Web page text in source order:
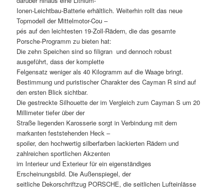
Ionen-Leichtbau-Batterie erhältlich. Weiterhin rollt das neue
Topmodell der Mittelmotor-Cou –
pés auf den leichtesten 19-Zoll-Rädern, die das gesamte
Porsche-Programm zu bieten hat:
Die zehn Speichen sind so filigran  und dennoch robust 
ausgeführt, dass der komplette
Felgensatz weniger als 40 Kilogramm auf die Waage bringt.
Bestimmung und puristischer Charakter des Cayman R sind auf
den ersten Blick sichtbar.
Die gestreckte Silhouette der im Vergleich zum Cayman S um 20
Millimeter tiefer über der
Straße liegenden Karosserie sorgt in Verbindung mit dem
markanten feststehenden Heck –
spoiler, den hochwertig silberfarben lackierten Rädern und
zahlreichen sportlichen Akzenten
im Interieur und Exterieur für ein eigenständiges
Erscheinungsbild. Die Außenspiegel, der
seitliche Dekorschriftzug PORSCHE, die seitlichen Lufteinlässe